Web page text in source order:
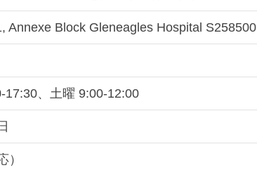
Annexe Block Gleneagles Hospital S258500
17:30、土曜 9:00-12:00